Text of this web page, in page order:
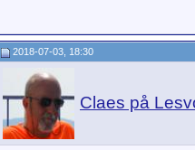
2018-07-03, 18:30
Claes på